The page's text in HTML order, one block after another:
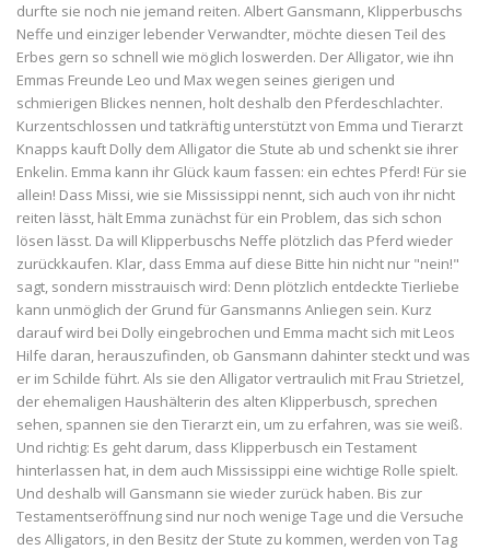
durfte sie noch nie jemand reiten. Albert Gansmann, Klipperbuschs
Neffe und einziger lebender Verwandter, möchte diesen Teil des
Erbes gern so schnell wie möglich loswerden. Der Alligator, wie ihn
Emmas Freunde Leo und Max wegen seines gierigen und
schmierigen Blickes nennen, holt deshalb den Pferdeschlachter.
Kurzentschlossen und tatkräftig unterstützt von Emma und Tierarzt
Knapps kauft Dolly dem Alligator die Stute ab und schenkt sie ihrer
Enkelin. Emma kann ihr Glück kaum fassen: ein echtes Pferd! Für sie
allein! Dass Missi, wie sie Mississippi nennt, sich auch von ihr nicht
reiten lässt, hält Emma zunächst für ein Problem, das sich schon
lösen lässt. Da will Klipperbuschs Neffe plötzlich das Pferd wieder
zurückkaufen. Klar, dass Emma auf diese Bitte hin nicht nur "nein!"
sagt, sondern misstrauisch wird: Denn plötzlich entdeckte Tierliebe
kann unmöglich der Grund für Gansmanns Anliegen sein. Kurz
darauf wird bei Dolly eingebrochen und Emma macht sich mit Leos
Hilfe daran, herauszufinden, ob Gansmann dahinter steckt und was
er im Schilde führt. Als sie den Alligator vertraulich mit Frau Strietzel,
der ehemaligen Haushälterin des alten Klipperbusch, sprechen
sehen, spannen sie den Tierarzt ein, um zu erfahren, was sie weiß.
Und richtig: Es geht darum, dass Klipperbusch ein Testament
hinterlassen hat, in dem auch Mississippi eine wichtige Rolle spielt.
Und deshalb will Gansmann sie wieder zurück haben. Bis zur
Testamentseröffnung sind nur noch wenige Tage und die Versuche
des Alligators, in den Besitz der Stute zu kommen, werden von Tag